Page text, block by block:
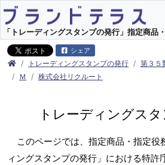
「トレーディングスタンプの発行」指定商
シェア
トレーディングスタンプの発行 第３５
Ｍ
株式会社リクルート
トレーディングス
このページでは、指定商品・指定
ィングスタンプの発行」における特許